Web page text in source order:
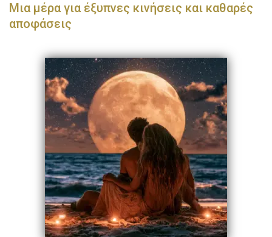
Μια μέρα για έξυπνες κινήσεις και καθαρές
αποφάσεις